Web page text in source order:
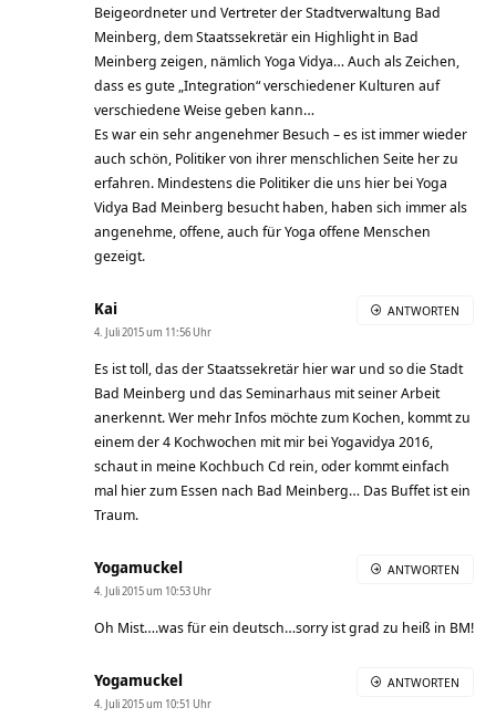
Beigeordneter und Vertreter der Stadtverwaltung Bad
Meinberg, dem Staatssekretär ein Highlight in Bad
Meinberg zeigen, nämlich Yoga Vidya… Auch als Zeichen,
dass es gute „Integration“ verschiedener Kulturen auf
verschiedene Weise geben kann…
Es war ein sehr angenehmer Besuch – es ist immer wieder
auch schön, Politiker von ihrer menschlichen Seite her zu
erfahren. Mindestens die Politiker die uns hier bei Yoga
Vidya Bad Meinberg besucht haben, haben sich immer als
angenehme, offene, auch für Yoga offene Menschen
gezeigt.
Kai
4. Juli 2015 um 11:56 Uhr
Es ist toll, das der Staatssekretär hier war und so die Stadt
Bad Meinberg und das Seminarhaus mit seiner Arbeit
anerkennt. Wer mehr Infos möchte zum Kochen, kommt zu
einem der 4 Kochwochen mit mir bei Yogavidya 2016,
schaut in meine Kochbuch Cd rein, oder kommt einfach
mal hier zum Essen nach Bad Meinberg… Das Buffet ist ein
Traum.
ANTWORTEN
Yogamuckel
4. Juli 2015 um 10:53 Uhr
Oh Mist….was für ein deutsch…sorry ist grad zu heiß in BM!
ANTWORTEN
Yogamuckel
4. Juli 2015 um 10:51 Uhr
ANTWORTEN